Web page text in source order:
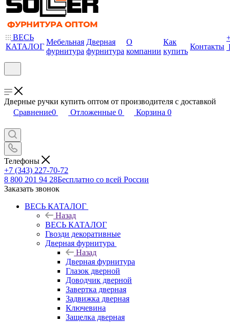
ВЕСЬ
КАТАЛОГ
Мебельная
фурнитура
Дверная
фурнитура
О
компании
Как
купить
Контакты
Дверные ручки купить оптом от производителя с доставкой
Сравнение0 Отложенные 0 Корзина 0
Телефоны
+7 (343) 227-70-72
8 800 201 94 28Бесплатно со всей России
Заказать звонок
ВЕСЬ КАТАЛОГ
Назад
ВЕСЬ КАТАЛОГ
Гвозди декоративные
Дверная фурнитура
Назад
Дверная фурнитура
Глазок дверной
Доводчик дверной
Завертка дверная
Задвижка дверная
Ключевина
Защелка дверная